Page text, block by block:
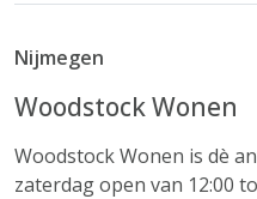
Nijmegen
Woodstock Wonen
Woodstock Wonen is dè
zaterdag open van 12:00